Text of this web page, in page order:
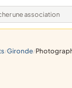
une association
/ gironde/ photographie,